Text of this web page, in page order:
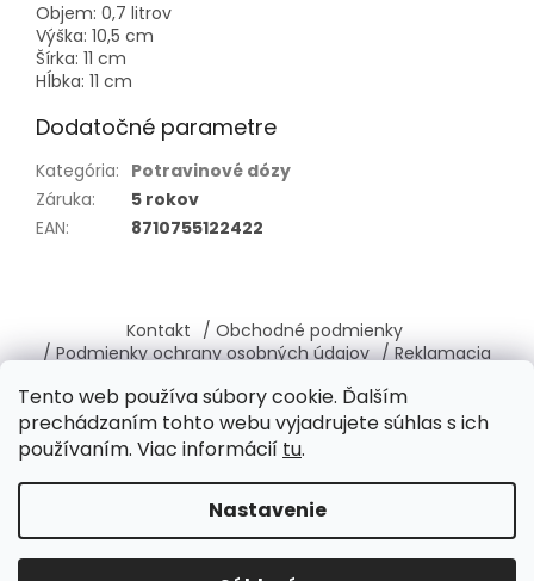
Tento web používa súbory cookie. Ďalším
prechádzaním tohto webu vyjadrujete súhlas s ich
používaním. Viac informácií tu.
Nastavenie
Objem: 0,7 litrov
Výška: 10,5 cm
Šírka: 11 cm
Hĺbka: 11 cm
Dodatočné parametre
Kategória: Potravinové dózy
Záruka:
5 rokov
EAN: 8710755122422
p
ä
Kontakt / Obchodné podmienky
/ Podmienky ochrany osobných údajov / Reklamacia
Copyright 2026Brabantia-shop.sk. Všetky práva